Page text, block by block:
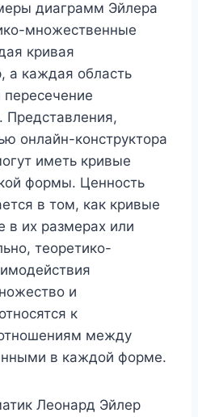
диаграмм Эйлера
множественные
кривая
а каждая область
пересечение
Представления,
онлайн-конструктора
иметь кривые
формы. Ценность
в том, как кривые
в их размерах или
теоретико-
и
к
между
в каждой форме.
Леонард Эйлер